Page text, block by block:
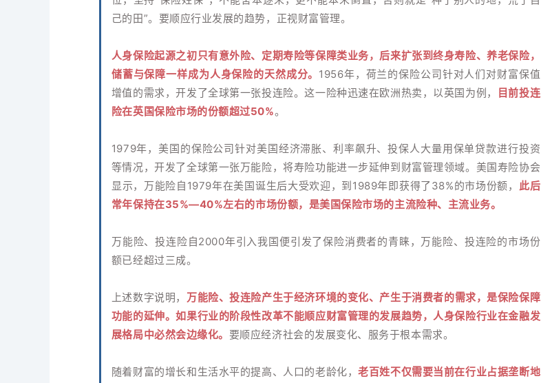
己的田”。要顺应行业发展的趋势，正视财富管理。
人身保险起源之初只有意外险、定期寿险等保障类业务，后来扩张到终身寿险、养老保险，
储蓄与保障一样成为人身保险的天然成分。 1956年，荷兰的保险公司针对人们对财富保值
增值的需求，开发了全球第一张投连险。这一险种迅速在欧洲热卖，以英国为例，
目前投连
险在英国保险市场的份额超过50%。
1979年，美国的保险公司针对美国经济滞胀、利率飙升、投保人大量用保单贷款进行投资
等情况，开发了全球第一张万能险，将寿险功能进一步延伸到财富管理领域。美国寿险协会
显示，万能险自1979年在美国诞生后大受欢迎，到1989年即获得了38%的市场份额， 此后
常年保持在35%—40%左右的市场份额，是美国保险市场的主流险种、主流业务。
万能险、投连险自2000年引入我国便引发了保险消费者的青睐，万能险、投连险的市场份
额已经超过三成。
上述数字说明， 万能险、投连险产生于经济环境的变化、产生于消费者的需求，是保险保障
功能的延伸。如果行业的阶段性改革不能顺应财富管理的发展趋势，人身保险行业在金融发
展格局中必然会边缘化。 要顺应经济社会的发展变化、服务于根本需求。
随着财富的增长和生活水平的提高、人口的老龄化，老百姓不仅需要当前在行业占据垄断地